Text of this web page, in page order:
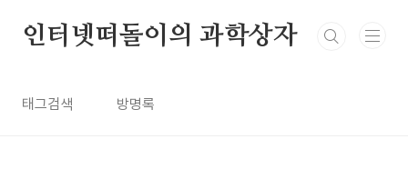
인터넷떠돌이의 과학상자
태그검색 방명록